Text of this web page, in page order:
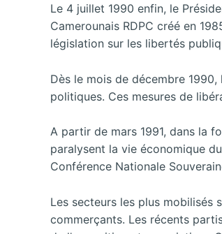
Le 4 juillet 1990 enfin, le
Camerounais RDPC créé en
législation sur les libertés
Dès le mois de décembre
politiques. Ces mesures de
A partir de mars 1991, dans la
paralysent la vie économique
Conférence Nationale
Les secteurs les plus mobilisés
commerçants. Les récents